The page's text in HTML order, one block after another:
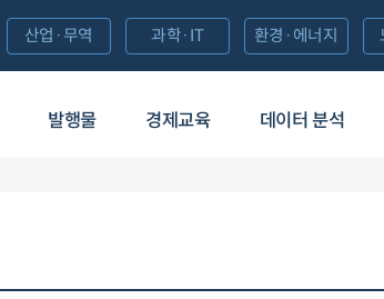
발행물 경제교육 데이터 분석
산업·무역 과학·IT 환경·에너지